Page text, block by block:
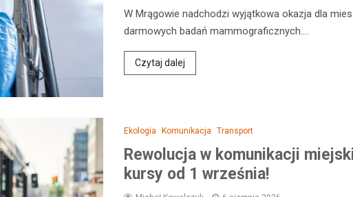
W Mrągowie nadchodzi wyjątkowa okazja dla
darmowych badań mammograficznych.…
Czytaj dalej
Ekologia Komunikacja Transport
Rewolucja w komunikacji
kursy od 1 września!